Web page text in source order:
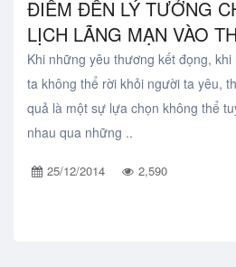
ĐIỂM ĐẾN LÝ TƯỞNG
LỊCH LÃNG MẠN VÀO
Khi những yêu thương kết đọng,
ta không thể rời khỏi người ta yêu,
quả là một sự lựa chọn không thể
nhau qua những ..
25/12/2014 2,590